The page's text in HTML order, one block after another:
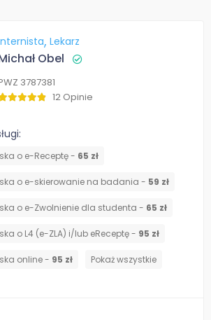
Lekarz
Obel
3787381
12 Opinie
o e-Receptę - 65 zł
o e-skierowanie na badania - 59 zł
o e-Zwolnienie dla studenta - 65 zł
o L4 (e-ZLA) i/lub eReceptę - 95 zł
online - 95 zł Pokaż wszystkie